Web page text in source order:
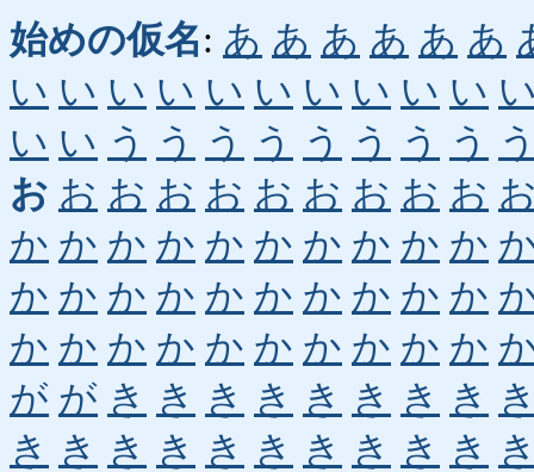
始めの仮名: あ あ あ あ あ あ
い い い い い い い い い い
い い う う う う う う う う
お お お お お お お お お お
か か か か か か か か か か
か か か か か か か か か か
か か か か か か か か か か
が が き き き き き き き き
き き き き き き き き き き